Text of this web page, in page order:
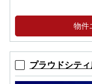
地上27階建て
ス。
開放的な眺望と
物件
プラウドシテ